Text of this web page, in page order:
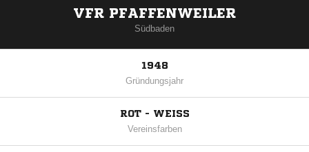
VFR PFAFFENWEILER
Südbaden
1948
Gründungsjahr
ROT - WEISS
Vereinsfarben